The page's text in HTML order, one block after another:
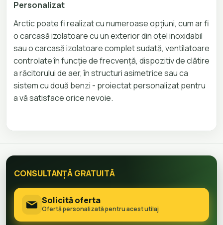
Personalizat
Arctic poate fi realizat cu numeroase opțiuni, cum ar fi
o carcasă izolatoare cu un exterior din oțel inoxidabil
sau o carcasă izolatoare complet sudată, ventilatoare
controlate în funcție de frecvență, dispozitiv de clătire
a răcitorului de aer, în structuri asimetrice sau ca
sistem cu două benzi - proiectat personalizat pentru
a vă satisface orice nevoie.
CONSULTANȚĂ GRATUITĂ
Solicită oferta
Ofertă personalizată pentru acest utilaj